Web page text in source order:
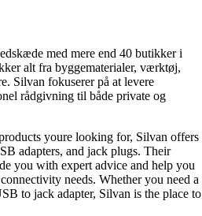
med mere end 40 butikker i
alt fra byggematerialer, værktøj,
Silvan fokuserer på at levere
rådgivning til både private og
youre looking for, Silvan offers
adapters, and jack plugs. Their
you with expert advice and help you
needs. Whether you need a
to jack adapter, Silvan is the place to